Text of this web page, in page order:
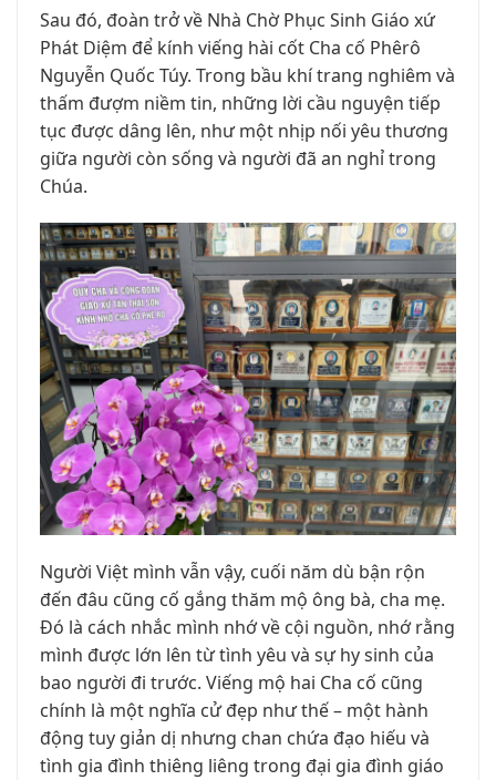
Sau đó, đoàn trở về Nhà Chờ Phục Sinh Giáo xứ
Phát Diệm để kính viếng hài cốt Cha cố Phêrô
Nguyễn Quốc Túy. Trong bầu khí trang nghiêm và
thấm đượm niềm tin, những lời cầu nguyện tiếp
tục được dâng lên, như một nhịp nối yêu thương
giữa người còn sống và người đã an nghỉ trong
Chúa.
Người Việt mình vẫn vậy, cuối năm dù bận rộn
đến đâu cũng cố gắng thăm mộ ông bà, cha mẹ.
Đó là cách nhắc mình nhớ về cội nguồn, nhớ rằng
mình được lớn lên từ tình yêu và sự hy sinh của
bao người đi trước. Viếng mộ hai Cha cố cũng
chính là một nghĩa cử đẹp như thế – một hành
động tuy giản dị nhưng chan chứa đạo hiếu và
tình gia đình thiêng liêng trong đại gia đình giáo